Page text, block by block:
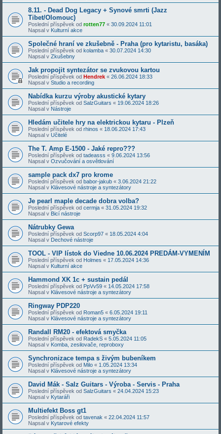
8.11. - Dead Dog Legacy + Synové smrti (Jazz
Tibet/Olomouc)
Poslední příspěvek od rotten77 « 30.09.2024 11:01
Napsal v Kulturní akce
Společné hraní ve zkušebně - Praha (pro kytaristu, basáka)
Poslední příspěvek od kolamba « 30.07.2024 14:30
Napsal v Zkušebny
Jak propojit syntezátor se zvukovou kartou
Poslední příspěvek od Hendrek « 26.06.2024 18:33
Napsal v Studio a recording
Nabídka kurzu výroby akustické kytary
Poslední příspěvek od SalzGuitars « 19.06.2024 18:26
Napsal v Nástroje
Hledám učitele hry na elektrickou kytaru - Plzeň
Poslední příspěvek od rhinos « 18.06.2024 17:43
Napsal v Učitelé
The T. Amp E-1500 - Jaké repro???
Poslední příspěvek od tadeasss « 9.06.2024 13:56
Napsal v Ozvučování a osvětlování
sample pack dx7 pro krome
Poslední příspěvek od babor-jakub « 3.06.2024 21:22
Napsal v Klávesové nástroje a syntezátory
Je pearl maple decade dobra volba?
Poslední příspěvek od cermja « 31.05.2024 19:32
Napsal v Bicí nástroje
Nátrubky Gewa
Poslední příspěvek od Scorp97 « 18.05.2024 4:04
Napsal v Dechové nástroje
TOOL - VIP lístok do Viedne 10.06.2024 PREDÁM-VYMENÍM
Poslední příspěvek od Holmes « 17.05.2024 14:36
Napsal v Kulturní akce
Hammond XK 1c + sustain pedál
Poslední příspěvek od PpVv59 « 14.05.2024 17:58
Napsal v Klávesové nástroje a syntezátory
Ringway PDP220
Poslední příspěvek od Roman5 « 6.05.2024 19:11
Napsal v Klávesové nástroje a syntezátory
Randall RM20 - efektová smyčka
Poslední příspěvek od RadekS « 5.05.2024 11:05
Napsal v Komba, zesilovače, reproboxy
Synchronizace tempa s živým bubeníkem
Poslední příspěvek od Milo « 1.05.2024 13:34
Napsal v Klávesové nástroje a syntezátory
David Mák - Salz Guitars - Výroba - Servis - Praha
Poslední příspěvek od SalzGuitars « 24.04.2024 15:23
Napsal v Kytaráři
Multiefekt Boss gt1
Poslední příspěvek od tavenak « 22.04.2024 11:57
Napsal v Kytarové efekty